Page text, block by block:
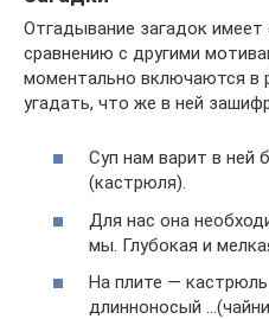
Отгадывание загадок
сравнению с другими
моментально включаются в
угадать, что же в ней
Суп нам варит в ней
(кастрюля).
Для нас она
мы. Глубокая и
На плите —
длинноносый